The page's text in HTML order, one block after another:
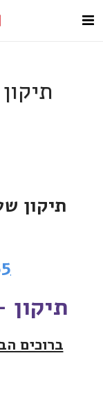
תיקון
ברוכים